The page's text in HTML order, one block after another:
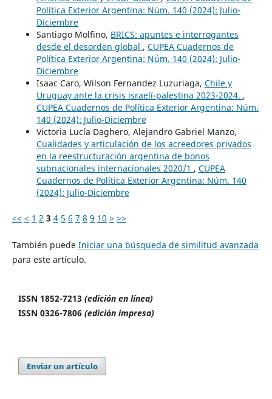
Política Exterior Argentina: Núm. 140 (2024): Julio-
Diciembre
Santiago Molfino, BRICS: apuntes e interrogantes
desde el desorden global , CUPEA Cuadernos de
Política Exterior Argentina: Núm. 140 (2024): Julio-
Diciembre
Isaac Caro, Wilson Fernandez Luzuriaga, Chile y
Uruguay ante la crisis israelí-palestina 2023-2024. ,
CUPEA Cuadernos de Política Exterior Argentina: Núm.
140 (2024): Julio-Diciembre
Victoria Lucía Daghero, Alejandro Gabriel Manzo,
Cualidades y articulación de los acreedores privados
en la reestructuración argentina de bonos
subnacionales internacionales 2020/1 , CUPEA
Cuadernos de Política Exterior Argentina: Núm. 140
(2024): Julio-Diciembre
<< < 1 2 3 4 5 6 7 8 9 10 > >>
También puede Iniciar una búsqueda de similitud avanzada
para este artículo.
ISSN 1852-7213 (edición en línea)
ISSN 0326-7806 (edición impresa)
Enviar un artículo